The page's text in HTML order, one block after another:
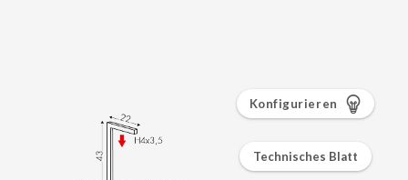
Konfigurieren
Technisches Blatt